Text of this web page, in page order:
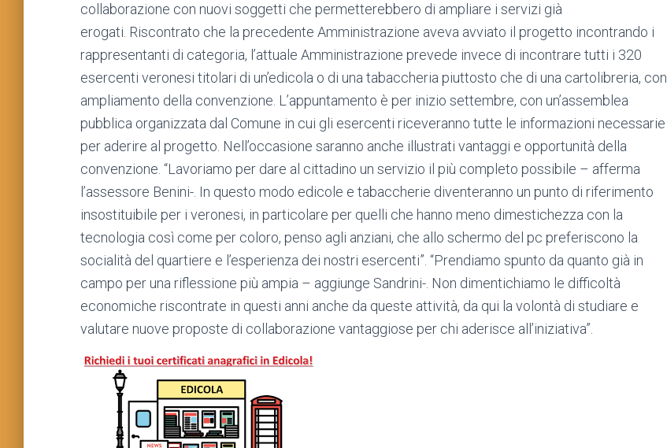
collaborazione con nuovi soggetti che permetterebbero di ampliare i servizi già
erogati. Riscontrato che la precedente Amministrazione aveva avviato il progetto incontrando i
rappresentanti di categoria, l’attuale Amministrazione prevede invece di incontrare tutti i 320
esercenti veronesi titolari di un’edicola o di una tabaccheria piuttosto che di una cartolibreria, con
ampliamento della convenzione. L’appuntamento è per inizio settembre, con un’assemblea
pubblica organizzata dal Comune in cui gli esercenti riceveranno tutte le informazioni necessarie
per aderire al progetto. Nell’occasione saranno anche illustrati vantaggi e opportunità della
convenzione. “Lavoriamo per dare al cittadino un servizio il più completo possibile – afferma
l’assessore Benini-. In questo modo edicole e tabaccherie diventeranno un punto di riferimento
insostituibile per i veronesi, in particolare per quelli che hanno meno dimestichezza con la
tecnologia così come per coloro, penso agli anziani, che allo schermo del pc preferiscono la
socialità del quartiere e l’esperienza dei nostri esercenti”. “Prendiamo spunto da quanto già in
campo per una riflessione più ampia – aggiunge Sandrini-. Non dimentichiamo le difficoltà
economiche riscontrate in questi anni anche da queste attività, da qui la volontà di studiare e
valutare nuove proposte di collaborazione vantaggiose per chi aderisce all’iniziativa”.